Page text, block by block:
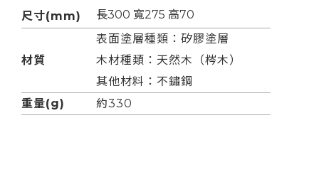
尺寸(mm) 長300 寬275 高70
材質
表面塗層種類：矽膠塗層
木材種類：天然木（梣木）
其他材料：不鏽鋼
重量(g)
約330